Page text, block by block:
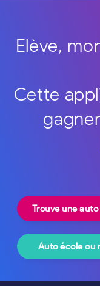
Elève,
Cette
Trouve une
Auto école ou